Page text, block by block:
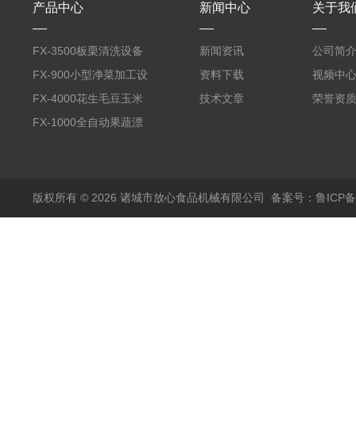
产品中心
FX-3500板栗清洗设备
全自动气泡清洗机
FX-900小型净菜加工设
备野菜清洗机
FX-4000花生毛豆玉米
蒸煮漂烫机
FX-1000全自动果蔬漂
新闻中心
新闻资讯
资料下载
技术文章
关于我
公司简介
视频中心
荣誉资质
版权所有 © 2026 诸城市放心食品机械有限公司 备案号：鲁ICP